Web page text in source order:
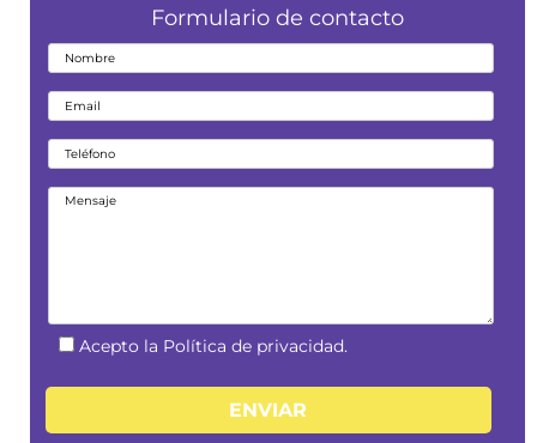
Formulario de contacto
Acepto la Política de privacidad.